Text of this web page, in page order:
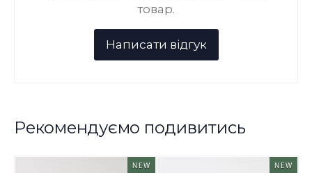
товар.
Рекомендуємо подивитись
NEW NEW